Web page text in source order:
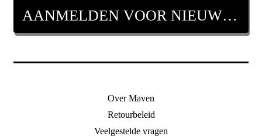
AANMELDEN VOOR NIEUWSBRIEF
Over Maven
Retourbeleid
Veelgestelde vragen